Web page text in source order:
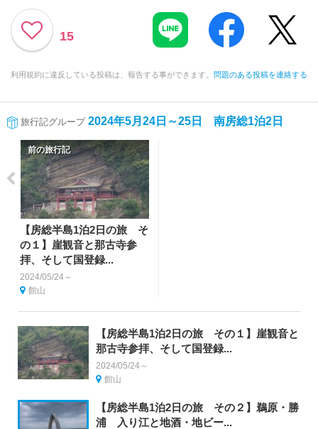
15
利用規約に違反している投稿は、報告する事ができます。 問題のある投稿を連絡する
旅行記グループ 2024年5月24日～25日 南房総1泊2日
前の旅行記
【房総半島1泊2日の旅 そ
の１】崖観音と那古寺参
拝、そして国登録...
2024/05/24～
館山
【房総半島1泊2日の旅 その１】崖観音と
那古寺参拝、そして国登録...
2024/05/24～
館山
【房総半島1泊2日の旅 その２】鵜原・勝
浦 入り江と地酒・地ビー...